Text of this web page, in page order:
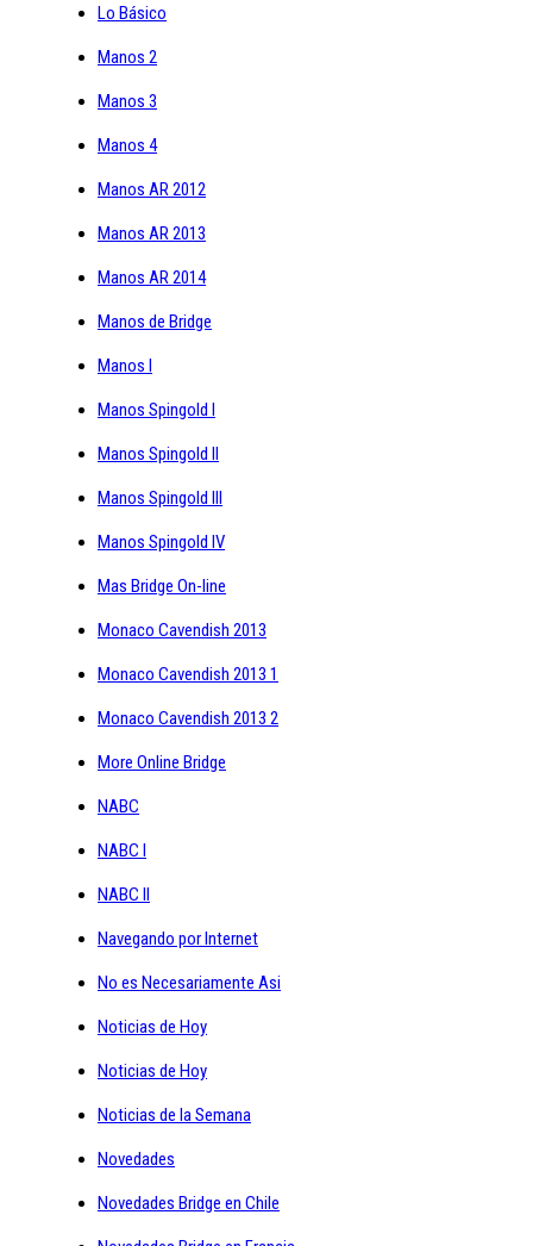
Lo Básico
Manos 2
Manos 3
Manos 4
Manos AR 2012
Manos AR 2013
Manos AR 2014
Manos de Bridge
Manos I
Manos Spingold I
Manos Spingold II
Manos Spingold III
Manos Spingold IV
Mas Bridge On-line
Monaco Cavendish 2013
Monaco Cavendish 2013 1
Monaco Cavendish 2013 2
More Online Bridge
NABC
NABC I
NABC II
Navegando por Internet
No es Necesariamente Asi
Noticias de Hoy
Noticias de Hoy
Noticias de la Semana
Novedades
Novedades Bridge en Chile